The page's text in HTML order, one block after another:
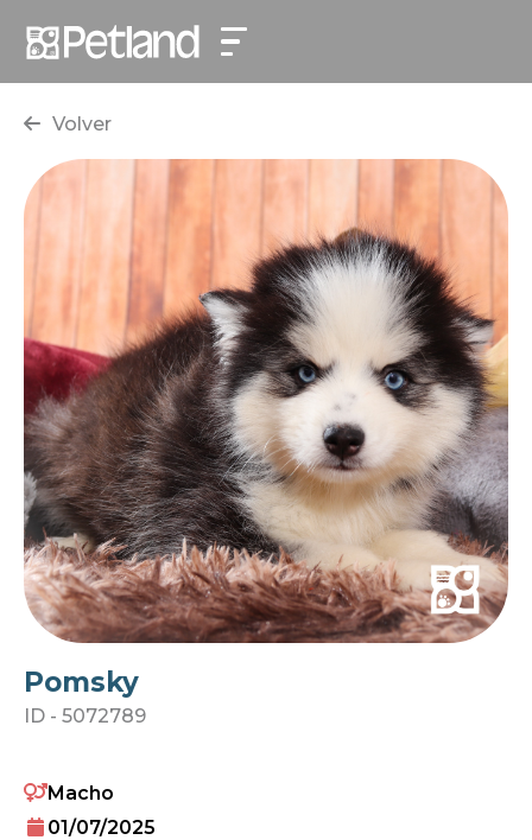
Volver
Pomsky
ID - 5072789
Macho
01/07/2025